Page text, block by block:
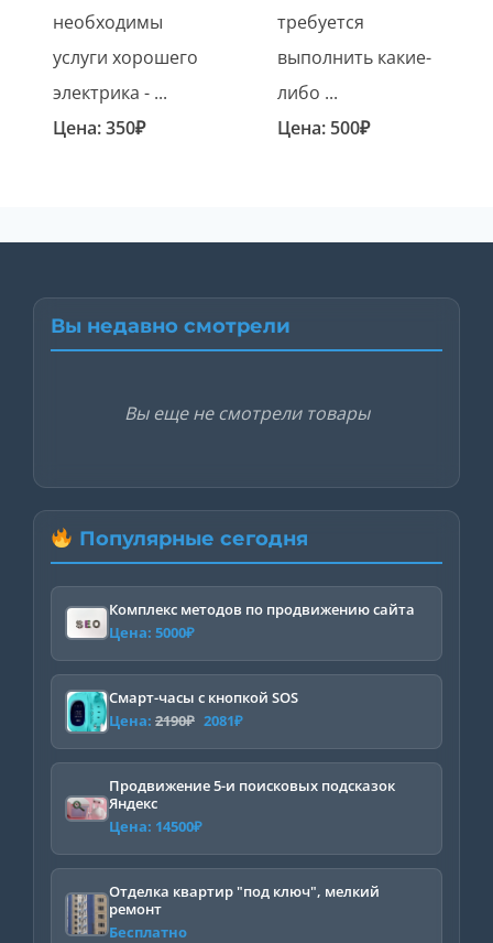
необходимы
услуги хорошего
электрика - ...
Цена:350₽
требуется
выполнить какие-
либо ...
Цена: 500₽
Вы недавно смотрели
Вы еще не смотрели товары
Популярные сегодня
Комплекс методов по продвижению сайта
Цена: 5000₽
Смарт-часы с кнопкой SOS
Цена: 2190₽ Первоначальная
цена
составляла
2081₽Текущая
цена:
Продвижение 5-и поисковых подсказок
Яндекс
Цена: 14500₽
Отделка квартир "под ключ", мелкий
ремонт
Бесплатно